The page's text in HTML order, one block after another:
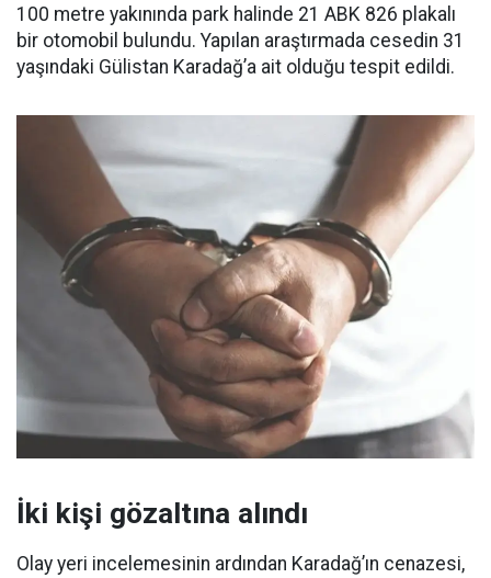
100 metre yakınında park halinde 21 ABK 826 plakalı
bir otomobil bulundu. Yapılan araştırmada cesedin 31
yaşındaki Gülistan Karadağ’a ait olduğu tespit edildi.
İki kişi gözaltına alındı
Olay yeri incelemesinin ardından Karadağ’ın cenazesi,